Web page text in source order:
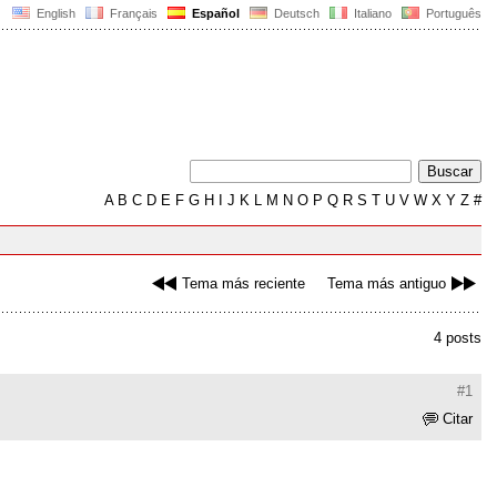
English Français Español Deutsch Italiano Português
AB C D E F G H J K L M N O P Q R S T U V W X Y Z #
Tema más reciente Tema más antiguo
4 posts
#1
Citar